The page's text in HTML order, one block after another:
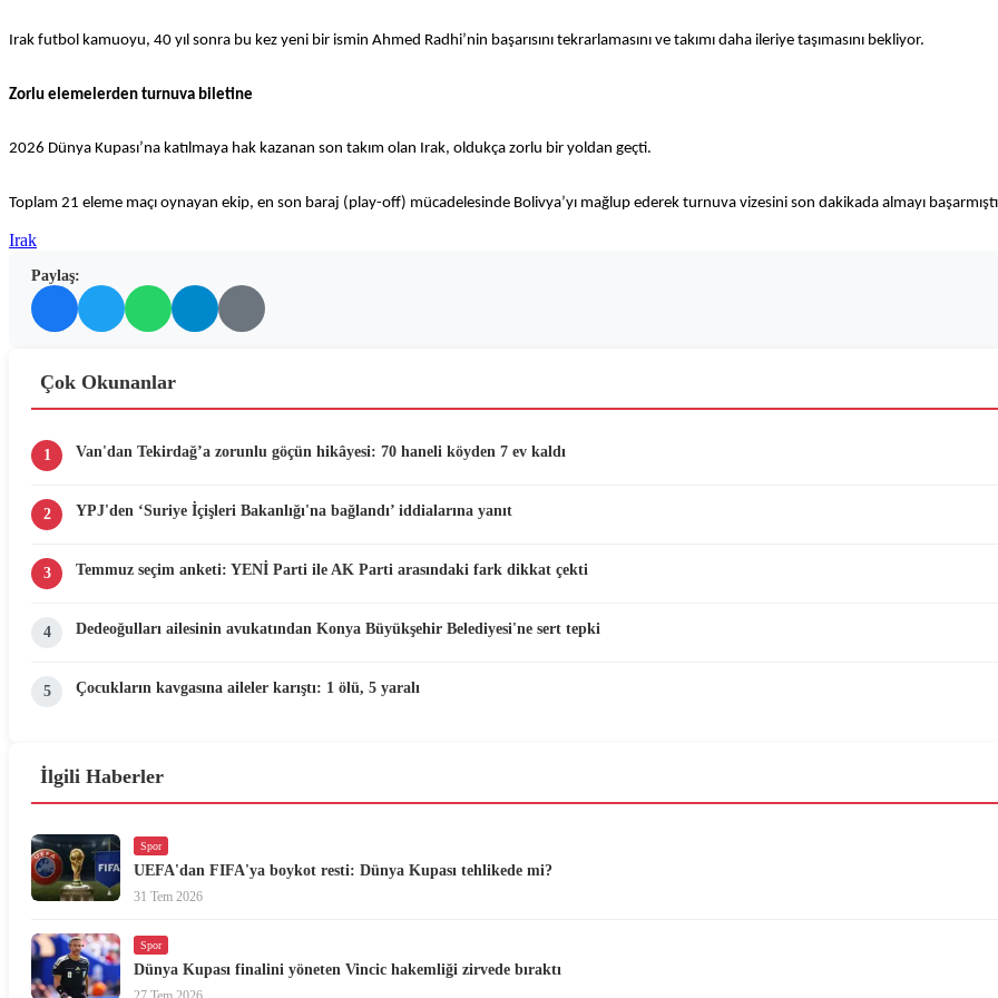
Irak futbol kamuoyu, 40 yıl sonra bu kez yeni bir ismin Ahmed Radhi’nin başarısını tekrarlamasını ve takımı daha ileriye taşımasını bekliyor.
Zorlu elemelerden turnuva biletine
2026 Dünya Kupası’na katılmaya hak kazanan son takım olan Irak, oldukça zorlu bir yoldan geçti.
Toplam 21 eleme maçı oynayan ekip, en son baraj (play-off) mücadelesinde Bolivya’yı mağlup ederek turnuva vizesini son dakikada almayı
Irak
Paylaş:
Çok Okunanlar
1 Van'dan Tekirdağ’a zorunlu göçün hikâyesi: 70 haneli köyden 7 ev kaldı
2 YPJ'den ‘Suriye İçişleri Bakanlığı'na bağlandı’ iddialarına yanıt
3 Temmuz seçim anketi: YENİ Parti ile AK Parti arasındaki fark dikkat çekti
4 Dedeoğulları ailesinin avukatından Konya Büyükşehir Belediyesi'ne sert tepki
5 Çocukların kavgasına aileler karıştı: 1 ölü, 5 yaralı
İlgili Haberler
Spor
UEFA'dan FIFA'ya boykot resti: Dünya Kupası tehlikede mi?
31 Tem 2026
Spor
Dünya Kupası finalini yöneten Vincic hakemliği zirvede bıraktı